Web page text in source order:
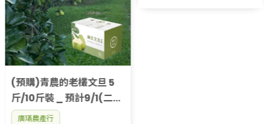
(預購)青農的老欉文旦 5
斤/10斤裝 _ 預計9/1(二)
依序出貨
廣璊農產行